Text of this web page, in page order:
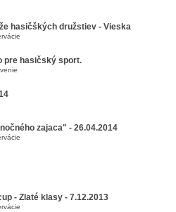
hasičškých družstiev - Vieska
pre hasičský sport.
zajaca" - 26.04.2014
- Zlaté klasy - 7.12.2013